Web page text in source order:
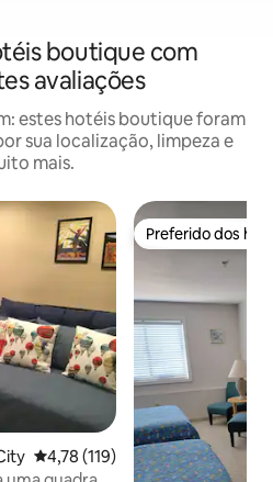
boutique com
avaliações
estes hotéis boutique foram
sua localização, limpeza e
mais.
4,78 de uma avaliação média de
4,78 (119)
Preferido dos
Preferido dos